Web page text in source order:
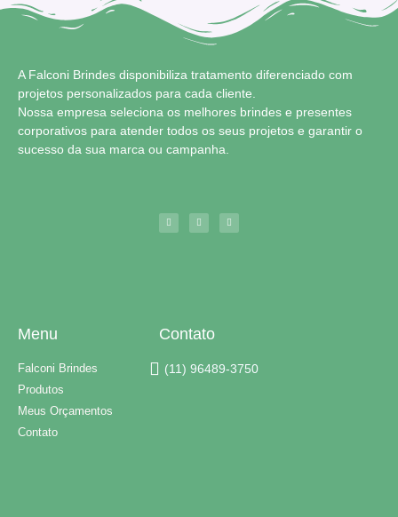
A Falconi Brindes disponibiliza tratamento diferenciado com
projetos personalizados para cada cliente.
Nossa empresa seleciona os melhores brindes e presentes
corporativos para atender todos os seus projetos e garantir o
sucesso da sua marca ou campanha.
Menu
Falconi Brindes
Produtos
Meus Orçamentos
Contato
Contato
(11) 96489-3750